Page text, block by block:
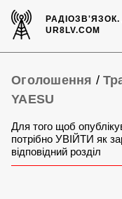
UR8LV.COM
Оголошення /
YAESU
Для того щоб
потрібно УВІЙТИ як
відповідний розділ